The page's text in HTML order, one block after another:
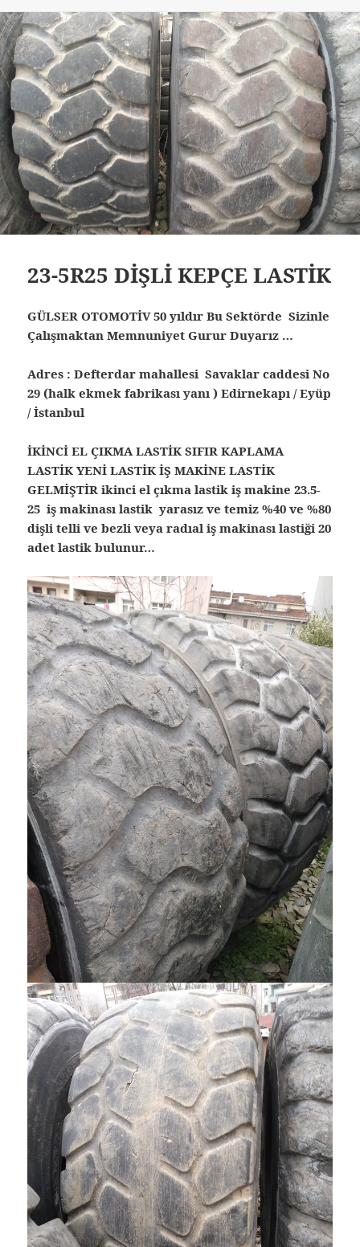
23-5R25 DİŞLİ KEPÇE LASTİK
GÜLSER OTOMOTİV 50 yıldır Bu Sektörde Sizinle
Çalışmaktan Memnuniyet Gurur Duyarız …
Adres : Defterdar mahallesi Savaklar caddesi No
29 (halk ekmek fabrikası yanı ) Edirnekapı / Eyüp
/ İstanbul
İKİNCİ EL ÇIKMA LASTİK SIFIR KAPLAMA
LASTİK YENİ LASTİK İŞ MAKİNE LASTİK
GELMİŞTİR ikinci el çıkma lastik iş makine 23.5-
25 iş makinası lastik yarasız ve temiz %40 ve %80
dişli telli ve bezli veya radıal iş makinası lastiği 20
adet lastik bulunur…